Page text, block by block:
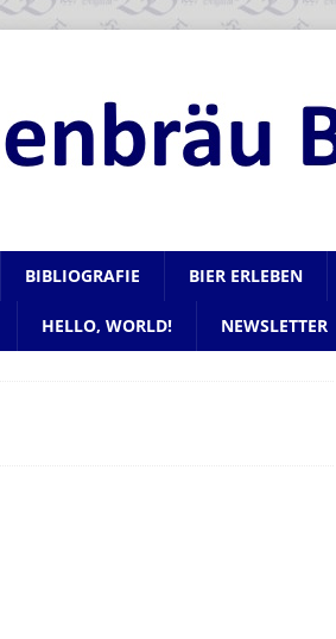
BIBLIOGRAFIE BIER ERLEBEN
HELLO, WORLD! NEWSLETTER